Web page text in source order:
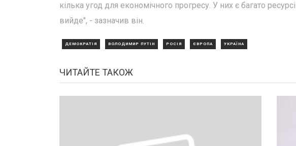
кілька угод для економічного прогресу. У них є багато
вийде", - зазначив він.
ДЕМОКРАТІЯ ВОЛОДИМИР ПУТІН РОСІЯ ЄВРОПА УКРАЇНА
ЧИТАЙТЕ ТАКОЖ